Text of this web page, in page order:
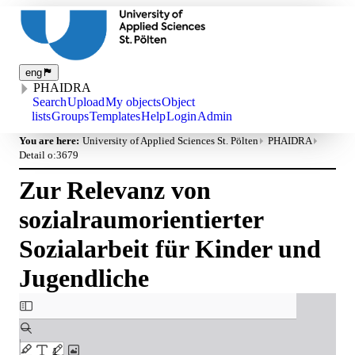
eng
PHAIDRA
SearchUploadMy objectsObject
listsGroupsTemplatesHelpLoginAdmin
You are here: University of Applied Sciences St. Pölten
PHAIDRA
Detail o:3679
Zur Relevanz von
sozialraumorientierter
Sozialarbeit für Kinder und
Jugendliche